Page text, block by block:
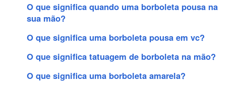
O que significa quando uma borboleta pousa na
sua mão?
O que significa uma borboleta pousa em vc?
O que significa tatuagem de borboleta na mão?
O que significa uma borboleta amarela?